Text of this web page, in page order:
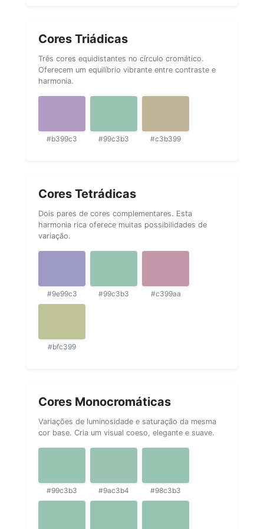
Cores Triádicas
Três cores equidistantes no círculo cromático.
Oferecem um equilíbrio vibrante entre contraste e
harmonia.
#b399c3 #99c3b3 #c3b399
Cores Tetrádicas
Dois pares de cores complementares. Esta
harmonia rica oferece muitas possibilidades de
variação.
#9e99c3 #99c3b3 #c399aa
#bfc399
Cores Monocromáticas
Variações de luminosidade e saturação da mesma
cor base. Cria um visual coeso, elegante e suave.
#99c3b3 #9ac3b4 #98c3b3